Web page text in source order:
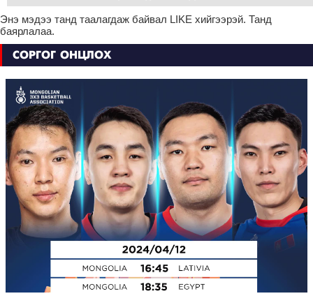
Энэ мэдээ танд таалагдаж байвал LIKE хийгээрэй. Танд
баярлалаа.
СОРГОГ ОНЦЛОХ